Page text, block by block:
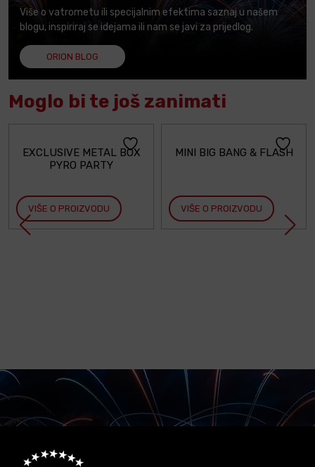
Više o vatrometu ili specijalnim efektima saznaj u našem
blogu, inspiriraj se idejama ili nam se javi za prijedlog.
ORION BLOG
Moglo bi te još zanimati
EXCLUSIVE METAL BOX
PYRO PARTY
VIŠE O PROIZVODU
MINI BIG BANG & FLASH
VIŠE O PROIZVODU